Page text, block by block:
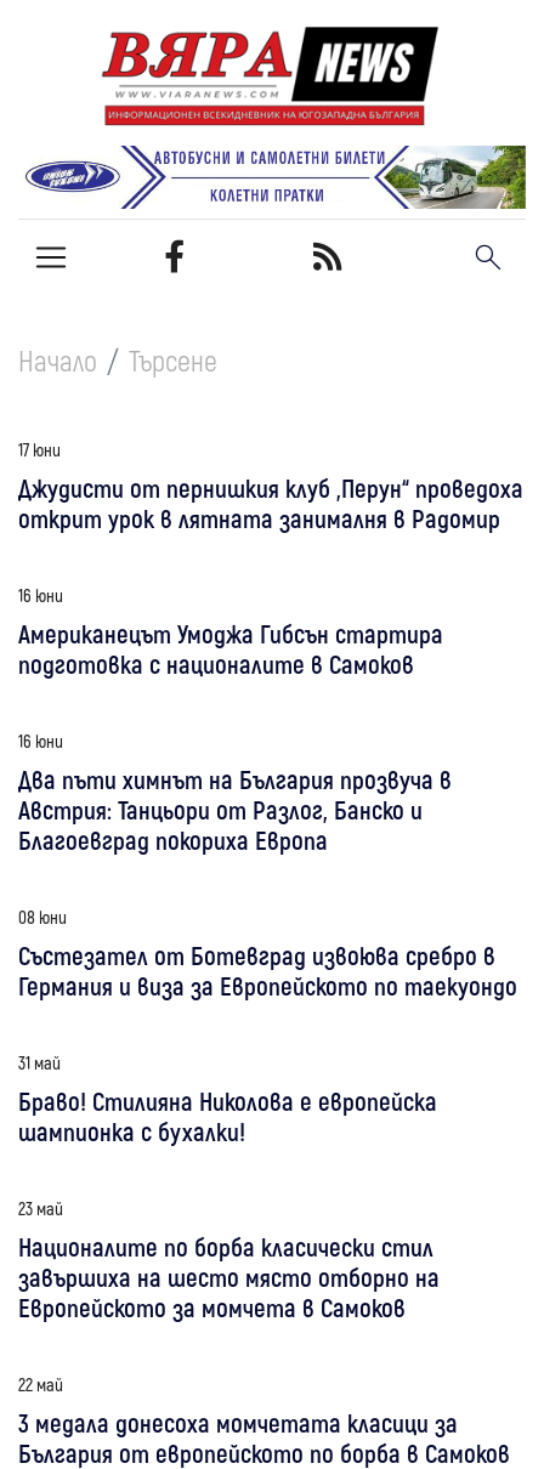
Начало Търсене
17 юни
Джудисти от пернишкия клуб „Перун“ проведоха
открит урок в лятната занималня в Радомир
16 юни
Американецът Умоджа Гибсън стартира
подготовка с националите в Самоков
16 юни
Два пъти химнът на България прозвуча в
Австрия: Танцьори от Разлог, Банско и
Благоевград покориха Европа
08 юни
Състезател от Ботевград извоюва сребро в
Германия и виза за Европейското по таекуондо
31 май
Браво! Стилияна Николова е европейска
шампионка с бухалки!
23 май
Националите по борба класически стил
завършиха на шесто място отборно на
Европейското за момчета в Самоков
22 май
3 медала донесоха момчетата класици за
България от европейското по борба в Самоков